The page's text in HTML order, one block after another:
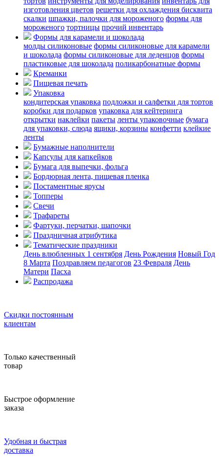
изготовления цветов решетки для охлаждения бисквита
скалки шпажки, палочки для мороженого формы для
мороженого тортницы прочий инвентарь
Формы для карамели и шоколада
молды силиконовые формы силиконовые для карамели
и шоколада формы силиконовые для леденцов формы
пластиковые для шоколада поликарбонатные формы
Креманки
Пищевая печать
Упаковка
кондитерская упаковка подложки и салфетки для тортов
коробки для подарков упаковка для кейтеринга
открытки наклейки пакеты ленты упаковочные бумага
для упаковки, слюда ящики, корзины конфетти клейкие
ленты
Бумажные наполнители
Капсулы для капкейков
Бумага для выпечки, фольга
Бордюрная лента, пищевая пленка
Постаментные ярусы
Топперы
Свечи
Трафареты
Фартуки, перчатки, шапочки
Праздничная атрибутика
Тематические праздники
День влюбленных 1 сентября День Рождения Новый Год
8 Марта Поздравляем педагогов 23 Февраля День
Матери Пасха
Распродажа
Скидки постоянным
клиентам
Только качественный
товар
Быстрое оформление
заказа
Удобная и быстрая
доставка